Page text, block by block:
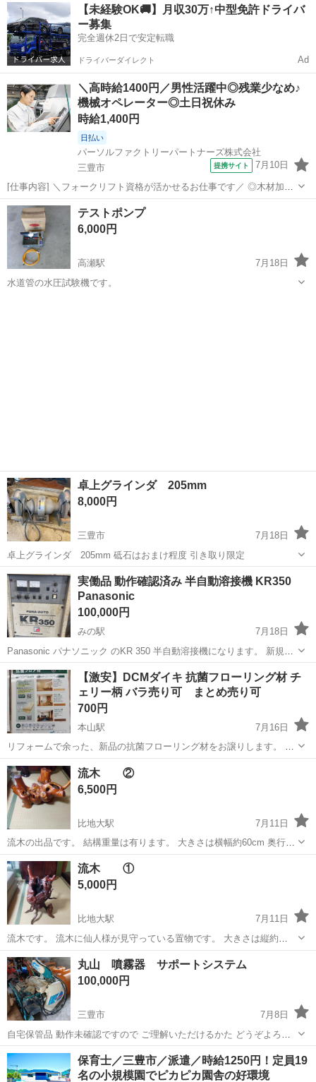
ですが、キャスターは家に搬入する時に違和感はありませんでした。
かなり重いので搬入などは男性2人...
香川 三豊市 その他 子犬
【未経験OK🚚】月収30万↑中型免許ドライバ
ー募集
完全週休2日で安定転職
ドライバーダイレクト Ad
＼高時給1400円／男性活躍中◎残業少なめ♪
機械オペレーター◎土日祝休み
時給1,400円
日払い
パーソルファクトリーパートナーズ株式会社
三豊市
提携サイト 7月10日
[仕事内容] ＼フォークリフト資格が活かせるお仕事です／ ◎木材加工
の機械オペレーターやフォークリフトでの運搬作業をおまかせします
◎10kg程度の重量物の取り扱いがありますが、無理なく作業できるよ
うサポートします ◎OJT...
香川 三豊市 工場
テストポンプ
6,000円
高瀬駅
7月18日
水道管の水圧試験機です。
卓上グラインダ 205mm
8,000円
三豊市
7月18日
卓上グラインダ 205mm 砥石はおまけ程度 引き取り限定
香川 三豊市 その他 砥石
実働品 動作確認済み 半自動溶接機 KR350
Panasonic
100,000円
みの駅
7月18日
Panasonic パナソニック のKR 350 半自動溶接機になります。 新規溶
接機と入れ替えのため出品します。 今日の今日まで使っていた物にな
ります。 実働品の動作確認済みです。(5枚目参照) 付属品はすぐお使
いいた...
香川 三豊市 みの駅 その他
【激安】DCMダイキ 抗菌フローリング材 チ
ェリー柄 バラ売り可 まとめ売り可
700円
本山駅
7月16日
リフォームで余った、新品の抗菌フローリング材をお譲りします。 ホ
ームセンターのDCM（旧ダイキ）で販売されている製品で、 お店での
販売価格は6枚で税込7,678円（1枚あたり約1,280円）のものです。 今
回は格安...
香川 三豊市 本山駅
流木 ②
6,500円
比地大駅
7月11日
流木の出品です。 結構重量は有ります。 大きさは横幅約60cm 奥行き
は45cm 高さは約35cmです。 上に一枚板を置ける用には成って居りま
すので、ご自身加工されて置くのも良いかと思います。 現物をを見て
確認しての購入をお...
香川 三豊市 比地大駅
流木 ①
5,000円
比地大駅
7月11日
流木です。 流木に仙人様が見守っている置物です。 大きさは縦約
60cm,横幅約38cm,奥行きは約40cmです。興味がある方宜しく検討お
願いします。 他の商品と購入されましたら多少ですが、値引きさせて
頂きますので、宜しくお願...
香川 三豊市 比地大駅 その他 流木
丸山 噴霧器 サポートシステム
100,000円
三豊市
7月8日
自宅保管品 動作未確認ですので ご理解いただけるかた どうぞよろし
くお願いいたします 試運転、下見可能です ご希望のかたは メッセー
ジお願いいたします
香川 三豊市 その他
保育士／三豊市／派遣／時給1250円！定員19
名の小規模園でピカピカ園舎の好環境